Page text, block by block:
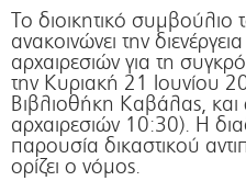
Το διοικητικό
ανακοινώνει την
αρχαιρεσιών για τη
την Κυριακή 21 Ιουνίου
Βιβλιοθήκη Καβάλας,
αρχαιρεσιών 10:30). Η
παρουσία δικαστικού
ορίζει ο νόμος.